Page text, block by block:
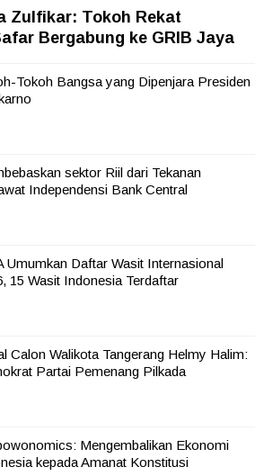
Zulfikar: Tokoh Rekat
Bergabung ke GRIB Jaya
Tokoh Bangsa yang Dipenjara Presiden
sektor Riil dari Tekanan
Independensi Bank Central
Umumkan Daftar Wasit Internasional
15 Wasit Indonesia Terdaftar
Calon Walikota Tangerang Helmy Halim:
Partai Pemenang Pilkada
Mengembalikan Ekonomi
kepada Amanat Konstitusi